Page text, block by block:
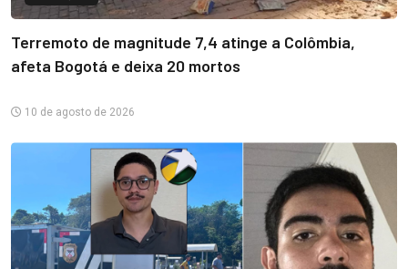
Terremoto de magnitude 7,4 atinge a Colômbia,
afeta Bogotá e deixa 20 mortos
10 de agosto de 2026